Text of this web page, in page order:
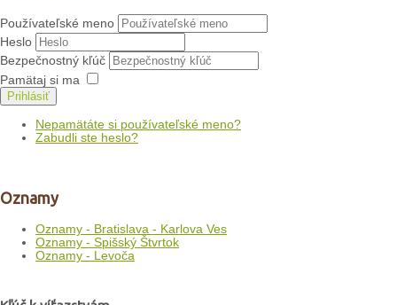
Používateľské meno
Heslo
Bezpečnostný kľúč
Pamätaj si ma
Prihlásiť
Nepamätáte si používateľské meno?
Zabudli ste heslo?
Oznamy
Oznamy - Bratislava - Karlova Ves
Oznamy - Spišský Štvrtok
Oznamy - Levoča